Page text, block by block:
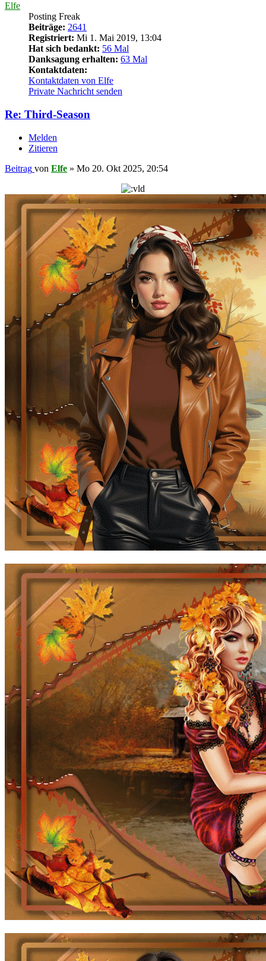
Elfe
Posting Freak
Beiträge: 2641
Registriert: Mi 1. Mai 2019, 13:04
Hat sich bedankt: 56 Mal
Danksagung erhalten: 63 Mal
Kontaktdaten:
Kontaktdaten von Elfe
Private Nachricht senden
Re: Third-Season
Melden
Zitieren
Beitrag von Elfe » Mo 20. Okt 2025, 20:54